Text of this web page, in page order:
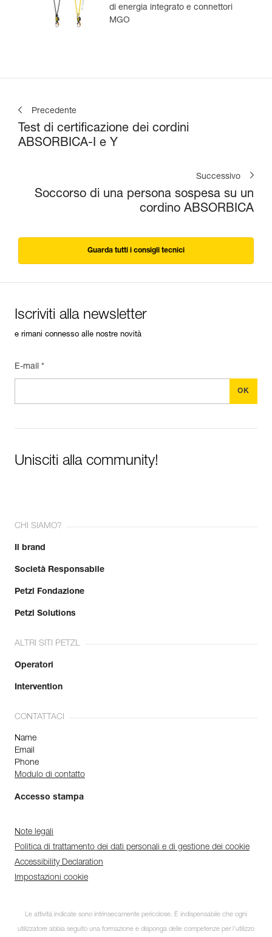
di energia integrato e connettori
MGO
Precedente
Test di certificazione dei cordini
ABSORBICA-I e Y
Successivo
Soccorso di una persona sospesa su un
cordino ABSORBICA
Guarda tutti i consigli tecnici
Iscriviti alla newsletter
e rimani connesso alle nostre novità
E-mail *
Unisciti alla community!
CHI SIAMO?
Il brand
Società Responsabile
Petzl Fondazione
Petzl Solutions
ALTRI SITI PETZL
Operatori
Intervention
CONTATTACI
Name
Email
Phone
Modulo di contatto
Accesso stampa
Note legali
Politica di trattamento dei dati personali e di gestione dei cookie
Accessibility Declaration
Impostazioni cookie
Le attività indicate sono intrinsecamente pericolose. È indispensabile che ogni
utilizzatore abbia seguito una formazione e disponga delle competenze per l’utilizzo